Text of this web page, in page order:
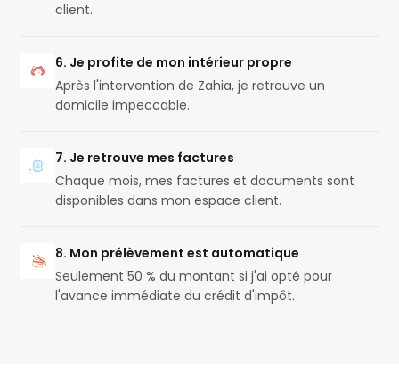
client.
6. Je profite de mon intérieur propre
Après l'intervention de Zahia, je retrouve un
domicile impeccable.
7. Je retrouve mes factures
Chaque mois, mes factures et documents sont
disponibles dans mon espace client.
8. Mon prélèvement est automatique
Seulement 50 % du montant si j'ai opté pour
l'avance immédiate du crédit d'impôt.